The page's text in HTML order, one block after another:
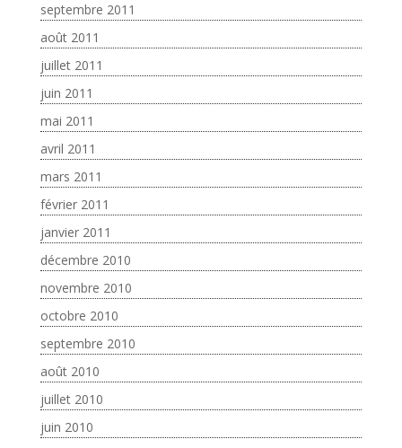
septembre 2011
août 2011
juillet 2011
juin 2011
mai 2011
avril 2011
mars 2011
février 2011
janvier 2011
décembre 2010
novembre 2010
octobre 2010
septembre 2010
août 2010
juillet 2010
juin 2010